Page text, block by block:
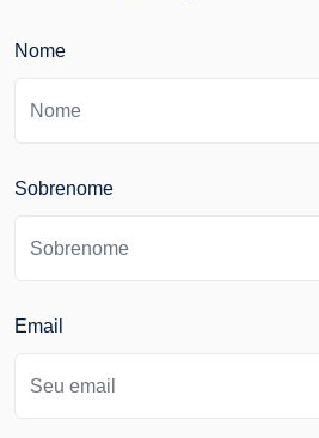
Nome
Sobrenome
Email